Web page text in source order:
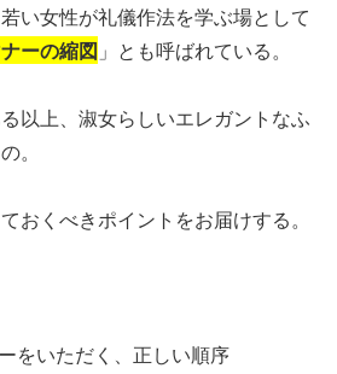
い女性が礼儀作法を学ぶ場として
ーの縮図 」とも呼ばれている。
以上、淑女らしいエレガントなふ
。
おくべきポイントをお届けする。
をいただく、正しい順序